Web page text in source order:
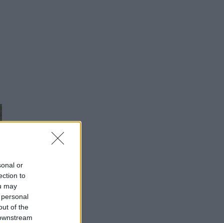
or
to
may
of the